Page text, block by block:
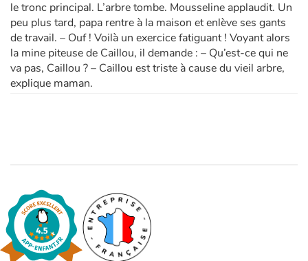
le tronc principal. L’arbre tombe. Mousseline applaudit. Un
peu plus tard, papa rentre à la maison et enlève ses gants
de travail. – Ouf ! Voilà un exercice fatiguant ! Voyant alors
la mine piteuse de Caillou, il demande : – Qu’est-ce qui ne
va pas, Caillou ? – Caillou est triste à cause du vieil arbre,
explique maman.